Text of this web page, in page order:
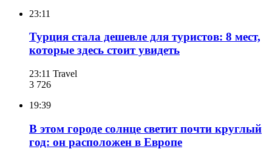
23:11
Турция стала дешевле для туристов: 8 мест,
которые здесь стоит увидеть
23:11 Travel
3 726
19:39
В этом городе солнце светит почти круглый
год: он расположен в Европе